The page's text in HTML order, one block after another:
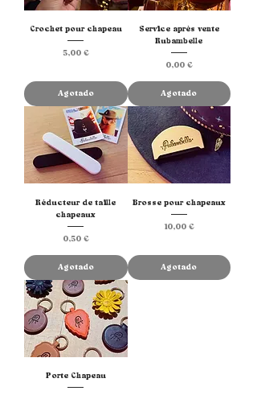
Crochet pour chapeau
Precio
5,00 €
Agotado
Service après vente
Rubambelle
Precio
0,00 €
Agotado
Réducteur de taille
chapeaux
Precio
0,50 €
Agotado
Brosse pour chapeaux
Precio
10,00 €
Agotado
Porte Chapeau